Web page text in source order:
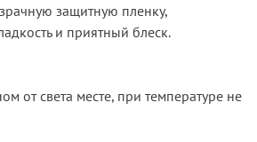
защитную пленку,
и приятный блеск.
от света месте, при температуре не